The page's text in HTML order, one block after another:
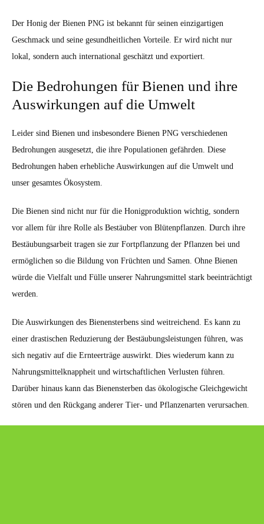
Der Honig der Bienen PNG ist bekannt für seinen einzigartigen
Geschmack und seine gesundheitlichen Vorteile. Er wird nicht nur
lokal, sondern auch international geschätzt und exportiert.
Die Bedrohungen für Bienen und ihre
Auswirkungen auf die Umwelt
Leider sind Bienen und insbesondere Bienen PNG verschiedenen
Bedrohungen ausgesetzt, die ihre Populationen gefährden. Diese
Bedrohungen haben erhebliche Auswirkungen auf die Umwelt und
unser gesamtes Ökosystem.
Die Bienen sind nicht nur für die Honigproduktion wichtig, sondern
vor allem für ihre Rolle als Bestäuber von Blütenpflanzen. Durch ihre
Bestäubungsarbeit tragen sie zur Fortpflanzung der Pflanzen bei und
ermöglichen so die Bildung von Früchten und Samen. Ohne Bienen
würde die Vielfalt und Fülle unserer Nahrungsmittel stark beeinträchtigt
werden.
Die Auswirkungen des Bienensterbens sind weitreichend. Es kann zu
einer drastischen Reduzierung der Bestäubungsleistungen führen, was
sich negativ auf die Ernteerträge auswirkt. Dies wiederum kann zu
Nahrungsmittelknappheit und wirtschaftlichen Verlusten führen.
Darüber hinaus kann das Bienensterben das ökologische Gleichgewicht
stören und den Rückgang anderer Tier- und Pflanzenarten verursachen.